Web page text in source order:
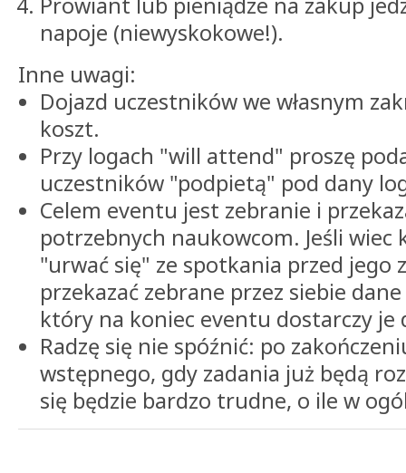
Prowiant lub pieniądze na zakup
napoje (niewyskokowe!).
Inne uwagi:
Dojazd uczestników we własnym
koszt.
Przy logach "will attend" proszę
uczestników "podpietą" pod dany
Celem eventu jest zebranie i
potrzebnych naukowcom. Jeśli wiec
"urwać się" ze spotkania przed jego
przekazać zebrane przez siebie
który na koniec eventu dostarczy
Radzę się nie spóźnić: po
wstępnego, gdy zadania już będą
się będzie bardzo trudne, o ile w